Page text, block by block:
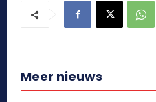
Meer nieuws